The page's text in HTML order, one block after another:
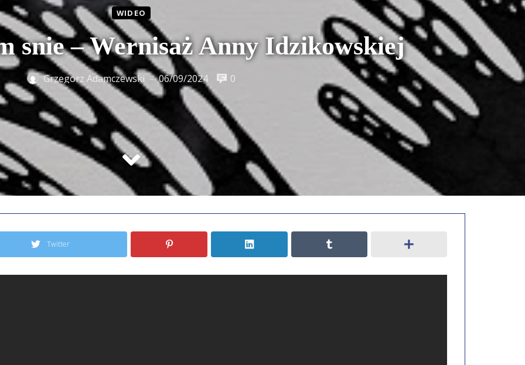
WIDEO
snie – Wernisaż Anny Idzikowskiej
Grzegorz Adamczewski — 06/09/2024 0
Twitter